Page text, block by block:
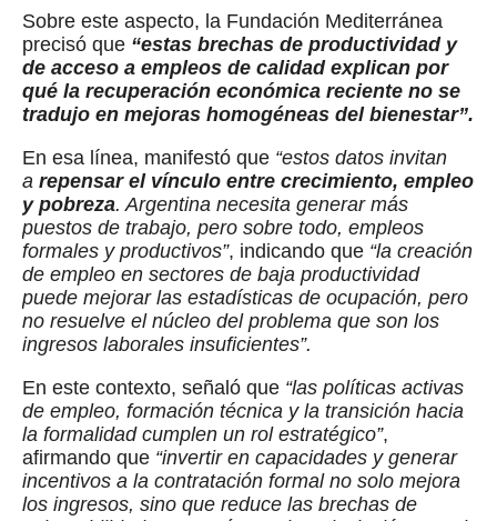
Sobre este aspecto, la Fundación Mediterránea
precisó que “estas brechas de productividad y
de acceso a empleos de calidad explican por
qué la recuperación económica reciente no se
tradujo en mejoras homogéneas del bienestar”.
En esa línea, manifestó que “estos datos invitan
a repensar el vínculo entre crecimiento, empleo
y pobreza. Argentina necesita generar más
puestos de trabajo, pero sobre todo, empleos
formales y productivos”, indicando que “la creación
de empleo en sectores de baja productividad
puede mejorar las estadísticas de ocupación, pero
no resuelve el núcleo del problema que son los
ingresos laborales insuficientes”.
En este contexto, señaló que “las políticas activas
de empleo, formación técnica y la transición hacia
la formalidad cumplen un rol estratégico”,
afirmando que “invertir en capacidades y generar
incentivos a la contratación formal no solo mejora
los ingresos, sino que reduce las brechas de